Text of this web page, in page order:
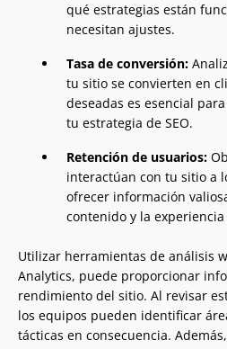
qué estrategias están
necesitan ajustes.
Tasa de conversión:
tu sitio se convierten en
deseadas es esencial
tu estrategia de SEO.
Retención de usuarios:
interactúan con tu sitio a
ofrecer información
contenido y la
Utilizar herramientas de análisis
Analytics, puede proporcionar
rendimiento del sitio. Al revisar
los equipos pueden identificar
tácticas en consecuencia.